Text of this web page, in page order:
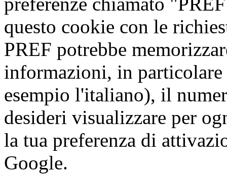
questo cookie con le
PREF potrebbe
informazioni, in
esempio l'italiano), il
desideri visualizzare per
la tua preferenza di
Google.